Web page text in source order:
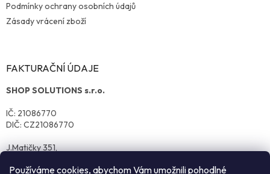
Používáme cookies, abychom Vám umožnili pohodlné
Podmínky ochrany osobních údajů
Zásady vrácení zboží
FAKTURAČNÍ ÚDAJE
SHOP SOLUTIONS s.r.o.
IČ: 21086770
DIČ: CZ21086770
J.Matičky 351,